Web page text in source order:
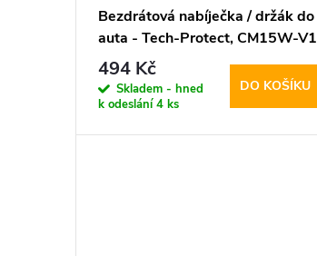
Bezdrátová nabíječka / držák do
auta - Tech-Protect, CM15W-V1
Dashboard & Vent
494 Kč
Skladem - hned
k odeslání4 ks
DO KOŠÍKU